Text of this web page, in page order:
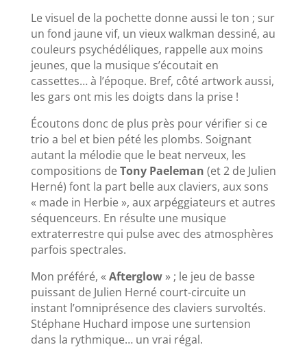
Le visuel de la pochette donne aussi le ton ; sur
un fond jaune vif, un vieux walkman dessiné, au
couleurs psychédéliques, rappelle aux moins
jeunes, que la musique s’écoutait en
cassettes… à l’époque. Bref, côté artwork aussi,
les gars ont mis les doigts dans la prise !
Écoutons donc de plus près pour vérifier si ce
trio a bel et bien pété les plombs. Soignant
autant la mélodie que le beat nerveux, les
compositions deTony Paeleman (et 2 de Julien
Herné) font la part belle aux claviers, aux sons
« made in Herbie », aux arpéggiateurs et autres
séquenceurs. En résulte une musique
extraterrestre qui pulse avec des atmosphères
parfois spectrales.
Mon préféré, « Afterglow » ; le jeu de basse
puissant de Julien Herné court-circuite un
instant l’omniprésence des claviers survoltés.
Stéphane Huchard impose une surtension
dans la rythmique… un vrai régal.